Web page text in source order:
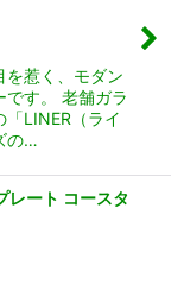
を惹く、モダン
です。 老舗ガラ
LINER（ライ
の…
レート コースタ